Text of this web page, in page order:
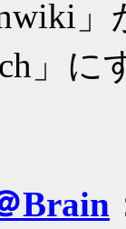
」
」
Brain